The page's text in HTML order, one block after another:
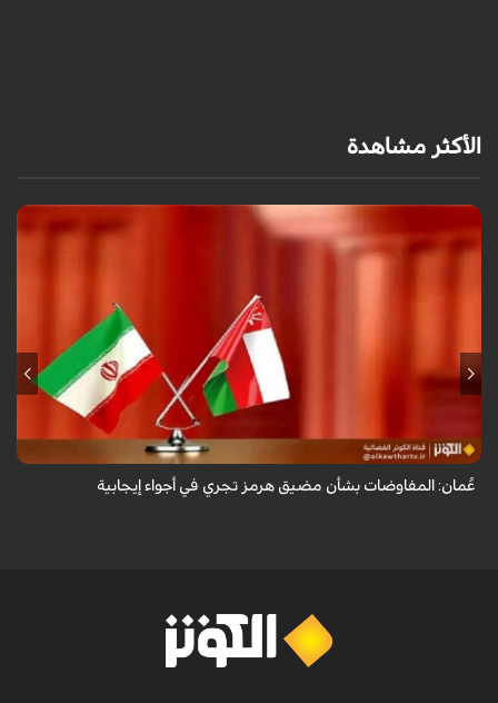
الأكثر مشاهدة
أعلنت وزارة الخارجية العُمانية أن المفاوضات الجارية بشأن مضيق هرمز تجري
عُمان: المفاوضات بشأن مضيق هرمز تجري في أجواء إيجابية